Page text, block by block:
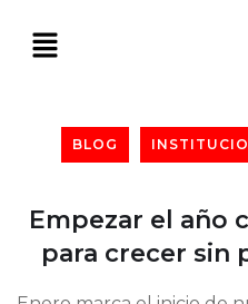
BLOG
Empezar el año
para crecer sin